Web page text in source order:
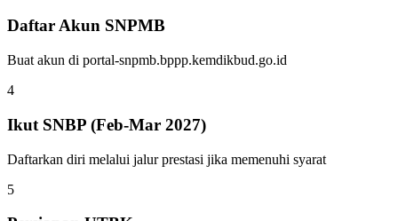
Daftar Akun SNPMB
Buat akun di portal-snpmb.bppp.kemdikbud.go.id
4
Ikut SNBP (Feb-Mar 2027)
Daftarkan diri melalui jalur prestasi jika memenuhi syarat
5